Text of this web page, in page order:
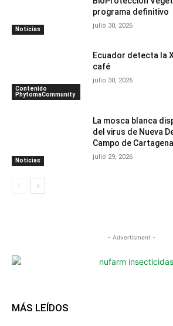
Noticias
programa definitivo
julio 30, 2026
Contenido
PhytomaCommunity
Ecuador detecta la
café
julio 30, 2026
Noticias
La mosca blanca
del virus de Nueva
Campo de Cartagena
julio 29, 2026
- Advertisment -
MÁS LEÍDOS